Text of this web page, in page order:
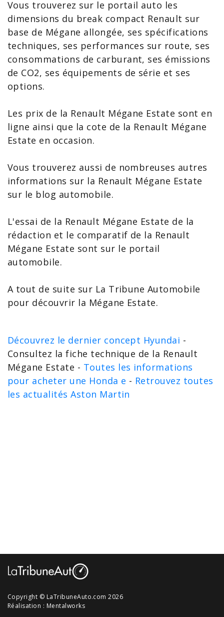
Vous trouverez sur le portail auto les
dimensions du break compact Renault sur
base de Mégane allongée, ses spécifications
techniques, ses performances sur route, ses
consommations de carburant, ses émissions
de CO2, ses équipements de série et ses
options.
Les prix de la Renault Mégane Estate sont en
ligne ainsi que la cote de la Renault Mégane
Estate en occasion.
Vous trouverez aussi de nombreuses autres
informations sur la Renault Mégane Estate
sur le blog automobile.
L'essai de la Renault Mégane Estate de la
rédaction et le comparatif de la Renault
Mégane Estate sont sur le portail
automobile.
A tout de suite sur La Tribune Automobile
pour découvrir la Mégane Estate.
Découvrez le dernier concept Hyundai -
Consultez la fiche technique de la Renault
Mégane Estate - Toutes les informations
pour acheter une Honda e - Retrouvez toutes
les actualités Aston Martin
Copyright © LaTribuneAuto.com 2026
Réalisation : Mentalworks